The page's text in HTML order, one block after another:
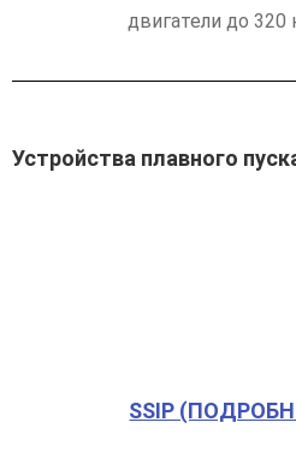
двигатели до 320
Устройства плавного
SSIP